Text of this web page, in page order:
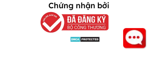
Chứng nhận bởi